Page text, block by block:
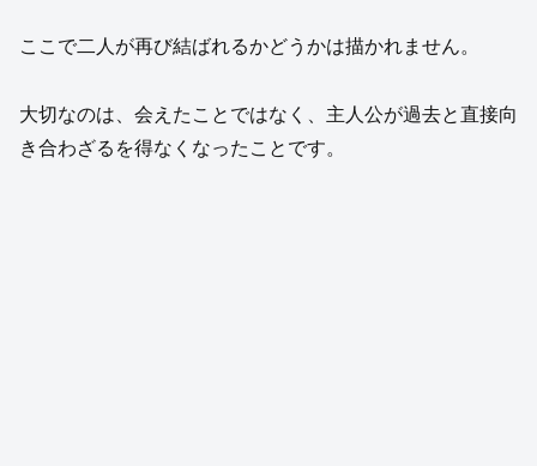
ここで二人が再び結ばれるかどうかは描かれません。
大切なのは、会えたことではなく、主人公が過去と直接向
き合わざるを得なくなったことです。